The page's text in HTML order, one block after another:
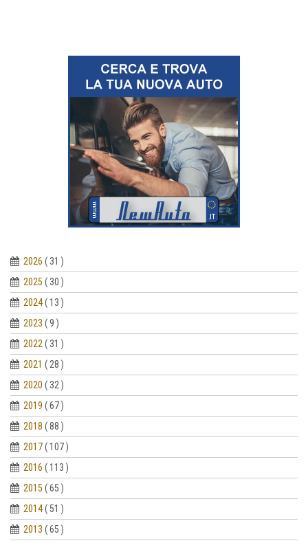
2026 ( 31 )
2025 ( 30 )
2024( 13 )
2023 ( 9 )
2022 ( 31 )
2021 ( 28 )
2020 ( 32 )
2019 ( 67 )
2018 ( 88 )
2017( 107 )
2016 ( 113 )
2015 ( 65 )
2014( 51 )
2013 ( 65 )